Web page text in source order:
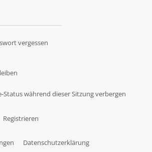
vergessen
Status während dieser Sitzung verbergen
Registrieren
Datenschutzerklärung